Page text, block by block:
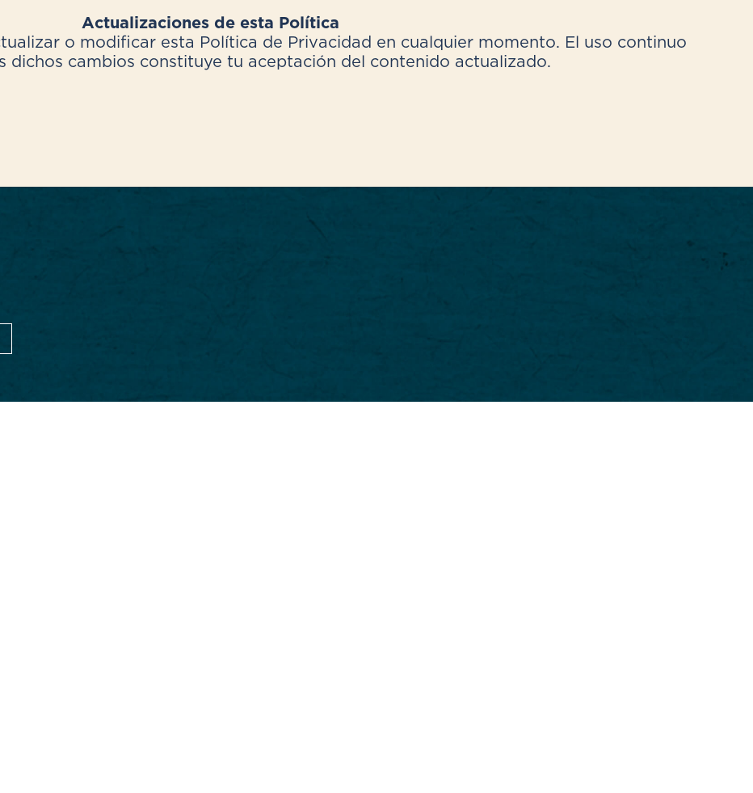
Actualizaciones de esta Política
o modificar esta Política de Privacidad en cualquier momento. El uso continuo
dichos cambios constituye tu aceptación del contenido actualizado.